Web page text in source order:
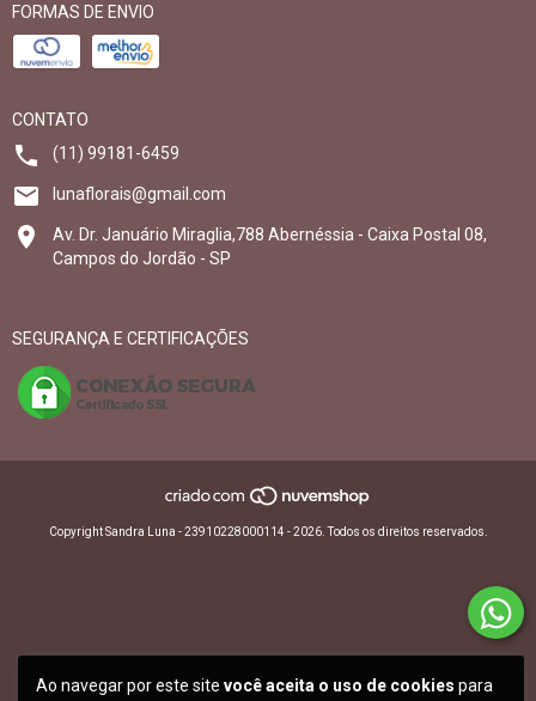
Ao navegar por este site você aceita o uso de cookies para
FORMAS DE ENVIO
CONTATO
(11) 99181-6459
lunaflorais@gmail.com
Av. Dr. Januário Miraglia,788 Abernéssia - Caixa Postal 08,
Campos do Jordão - SP
SEGURANÇA E CERTIFICAÇÕES
Copyright Sandra Luna - 23910228000114 - 2026. Todos os direitos reservados.